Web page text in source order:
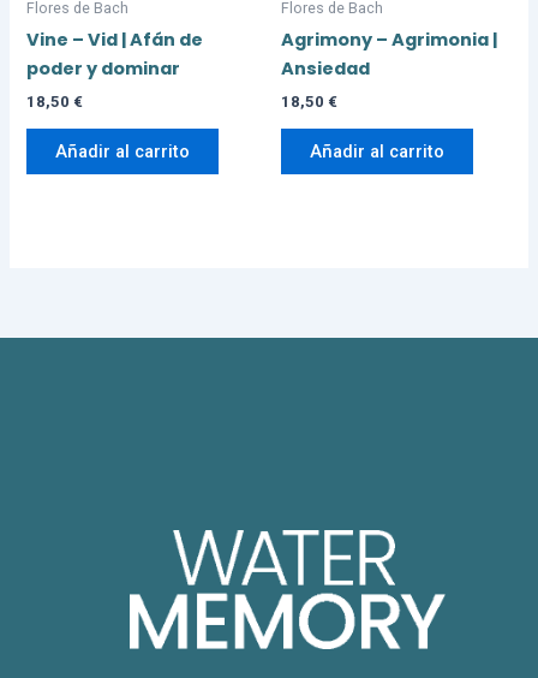
Flores de Bach
Vine – Vid | Afán de
poder y dominar
18,50 €
Añadir al carrito
Flores de Bach
Agrimony – Agrimonia |
Ansiedad
18,50 €
Añadir al carrito